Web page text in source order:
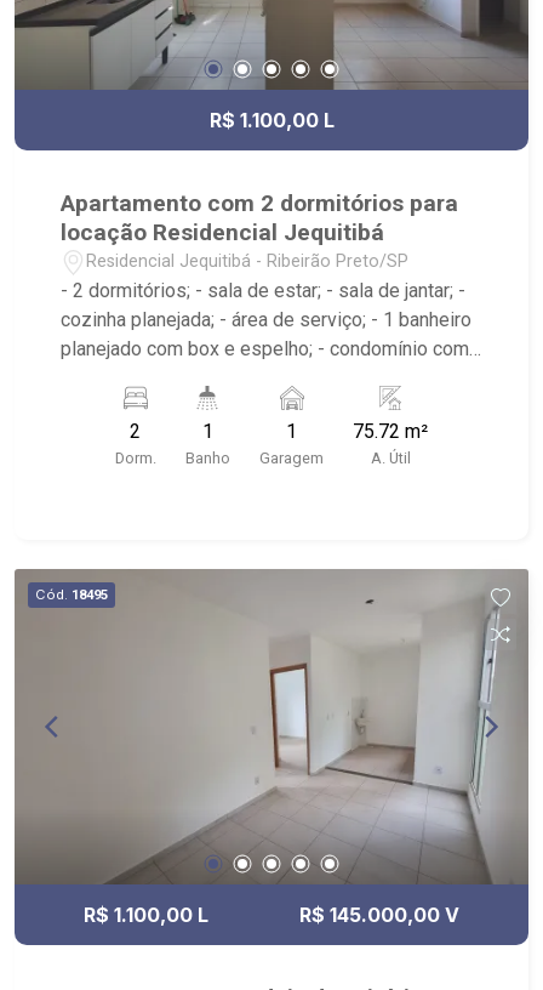
R$ 1.100,00 L
Apartamento com 2 dormitórios para
locação Residencial Jequitibá
Residencial Jequitibá - Ribeirão Preto/SP
- 2 dormitórios; - sala de estar; - sala de jantar; -
cozinha planejada; - área de serviço; - 1 banheiro
planejado com box e espelho; - condomínio com
churrasqueira; - próximo ao Açai Conex, Hortifruti
Auro, J&M Burguers;
2
Dorm.
1
Banho
1
Garagem
75.72 m²
A. Útil
Cód. 18495
R$ 1.100,00 L R$ 145.000,00 V